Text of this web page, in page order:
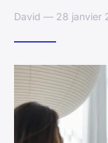
David — 28 janvier